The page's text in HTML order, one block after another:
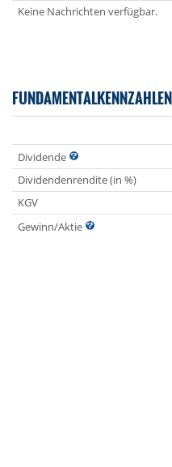
Keine Nachrichten verfügbar.
Dividende
Dividendenrendite (in %)
KGV
Gewinn/Aktie